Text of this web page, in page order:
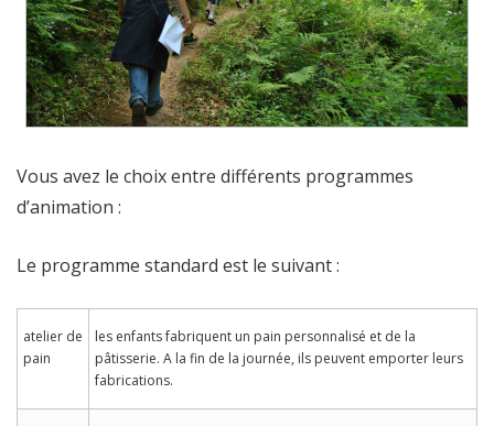
Vous avez le choix entre différents programmes
d’animation :
Le programme standard est le suivant :
atelier de
pain
les enfants fabriquent un pain personnalisé et de la
pâtisserie. A la fin de la journée, ils peuvent emporter leurs
fabrications.